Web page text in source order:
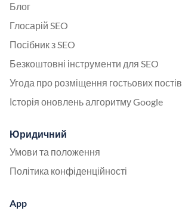
Блог
Глосарій SEO
Посібник з SEO
Безкоштовні інструменти для SEO
Угода про розміщення гостьових постів
Історія оновлень алгоритму Google
Юридичний
Умови та положення
Політика конфіденційності
App